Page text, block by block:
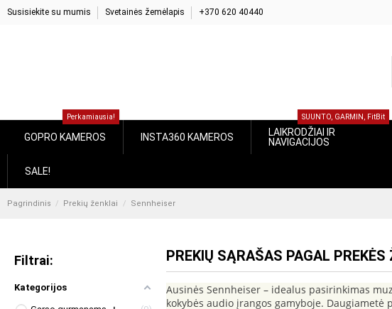
Susisiekite su mumis Svetainės žemėlapis +370 620 40440
GOPRO KAMEROS
Perkamiausia!
INSTA360 KAMEROS
LAIKRODŽIAI IR
NAVIGACIJOS
SUUNTO, GARMIN, FitBit
SALE!
Pagrindinis Prekių ženklai Sennheiser
PREKIŲ SĄRAŠAS PAGAL
Ausinės Sennheiser – idealus pasirinkimas
kokybės audio įrangos gamyboje.
Filtrai:
Kategorijos